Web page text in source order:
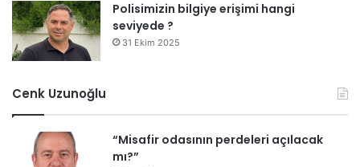
Polisimizin bilgiye erişimi hangi
seviyede ?
31 Ekim 2025
Cenk Uzunoğlu
“Misafir odasının perdeleri açılacak
mı?”